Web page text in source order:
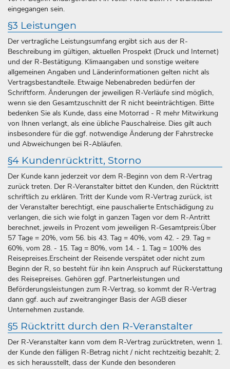
eingegangen sein.
§3 Leistungen
Der vertragliche Leistungsumfang ergibt sich aus der R-
Beschreibung im gültigen, aktuellen Prospekt (Druck und Internet)
und der R-Bestätigung. Klimaangaben und sonstige weitere
allgemeinen Angaben und Länderinformationen gelten nicht als
Vertragsbestandteile. Etwaige Nebenabreden bedürfen der
Schriftform. Änderungen der jeweiligen R-Verläufe sind möglich,
wenn sie den Gesamtzuschnitt der R nicht beeinträchtigen. Bitte
bedenken Sie als Kunde, dass eine Motorrad - R mehr Mitwirkung
von Ihnen verlangt, als eine übliche Pauschalreise. Dies gilt auch
insbesondere für die ggf. notwendige Änderung der Fahrstrecke
und Abweichungen bei R-Abläufen.
§4 Kundenrücktritt, Storno
Der Kunde kann jederzeit vor dem R-Beginn von dem R-Vertrag
zurück treten. Der R-Veranstalter bittet den Kunden, den Rücktritt
schriftlich zu erklären. Tritt der Kunde vom R-Vertrag zurück, ist
der Veranstalter berechtigt, eine pauschalierte Entschädigung zu
verlangen, die sich wie folgt in ganzen Tagen vor dem R-Antritt
berechnet, jeweils in Prozent vom jeweiligen R-Gesamtpreis:Über
57 Tage = 20%, vom 56. bis 43. Tag = 40%, vom 42. - 29. Tag =
60%, vom 28. - 15. Tag = 80%, vom 14. - 1. Tag = 100% des
Reisepreises.Erscheint der Reisende verspätet oder nicht zum
Beginn der R, so besteht für ihn kein Anspruch auf Rückerstattung
des Reisepreises. Gehören ggf. Partnerleistungen und
Beförderungsleistungen zum R-Vertrag, so kommt der R-Vertrag
dann ggf. auch auf zweitranginger Basis der AGB dieser
Unternehmen zustande.
§5 Rücktritt durch den R-Veranstalter
Der R-Veranstalter kann vom dem R-Vertrag zurücktreten, wenn 1.
der Kunde den fälligen R-Betrag nicht / nicht rechtzeitig bezahlt; 2.
es sich herausstellt, dass der Kunde den besonderen